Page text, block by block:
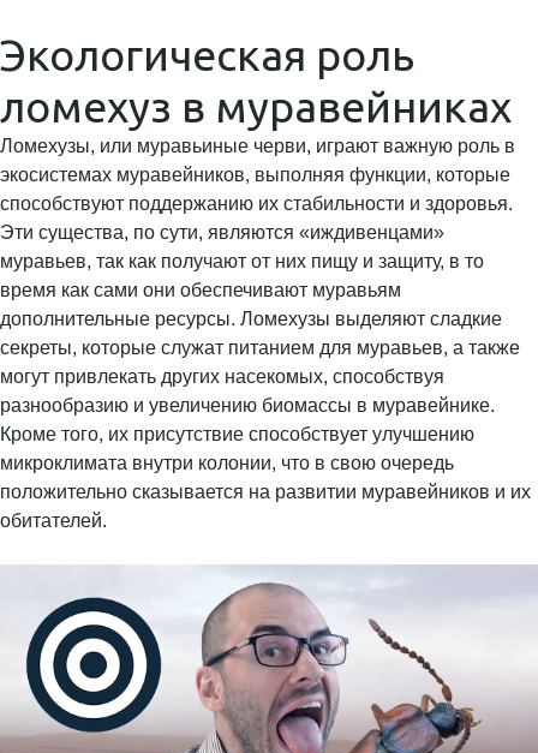
Экологическая роль
ломехуз в муравейниках
Ломехузы, или муравьиные черви, играют важную роль в
экосистемах муравейников, выполняя функции, которые
способствуют поддержанию их стабильности и здоровья.
Эти существа, по сути, являются «иждивенцами»
муравьев, так как получают от них пищу и защиту, в то
время как сами они обеспечивают муравьям
дополнительные ресурсы. Ломехузы выделяют сладкие
секреты, которые служат питанием для муравьев, а также
могут привлекать других насекомых, способствуя
разнообразию и увеличению биомассы в муравейнике.
Кроме того, их присутствие способствует улучшению
микроклимата внутри колонии, что в свою очередь
положительно сказывается на развитии муравейников и их
обитателей.